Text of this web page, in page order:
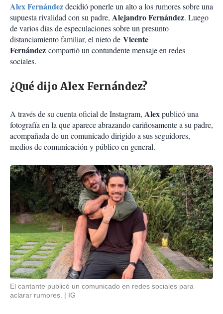
Alex Fernándezdecidió ponerle un alto a los rumores sobre una
supuesta rivalidad con su padre, Alejandro Fernández. Luego
de varios días de especulaciones sobre un presunto
distanciamiento familiar, el nieto de Vicente
Fernández compartió un contundente mensaje en redes
sociales.
¿Qué dijo Alex Fernández?
A través de su cuenta oficial de Instagram, Alexpublicó una
fotografía en la que aparece abrazando cariñosamente a su padre,
acompañada de un comunicado dirigido a sus seguidores,
medios de comunicación y público en general.
El cantante publicó un comunicado en redes sociales para
aclarar rumores.
IG